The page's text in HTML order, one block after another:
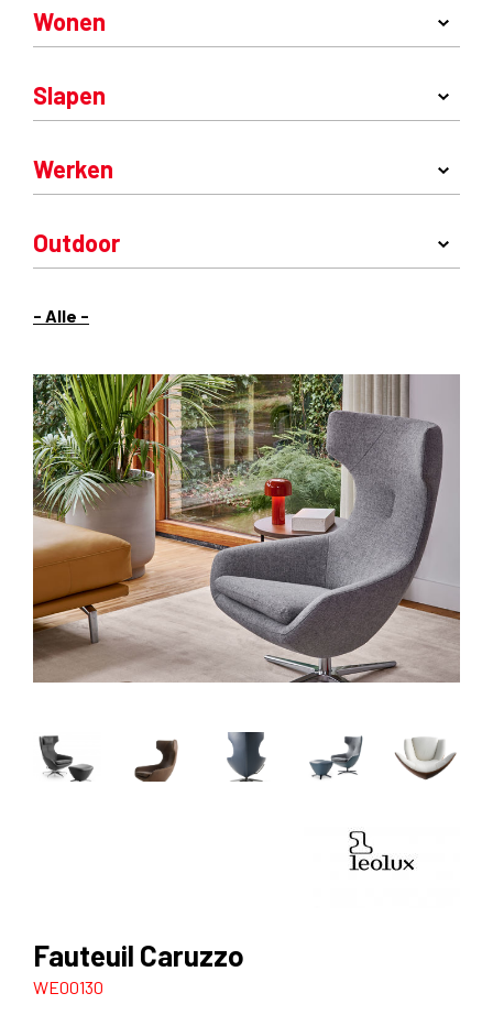
- Alle -
Wonen
Slapen
Werken
Outdoor
Fauteuil Caruzzo
WE00130